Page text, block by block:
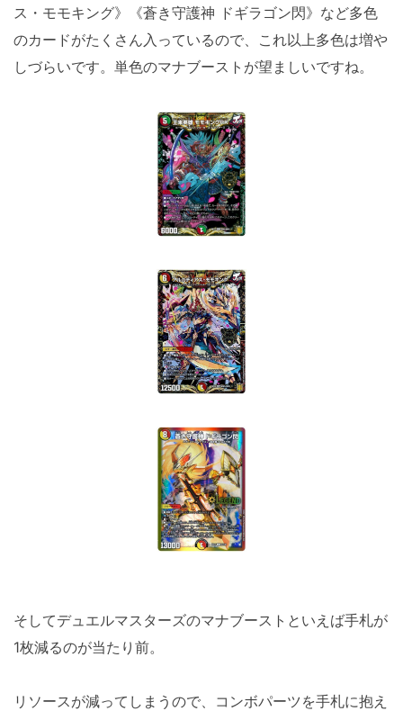
ス・モモキング》《蒼き守護神 ドギラゴン閃》など多色
のカードがたくさん入っているので、これ以上多色は増や
しづらいです。単色のマナブーストが望ましいですね。
そしてデュエルマスターズのマナブーストといえば手札が
1枚減るのが当たり前。
リソースが減ってしまうので、コンボパーツを手札に抱え